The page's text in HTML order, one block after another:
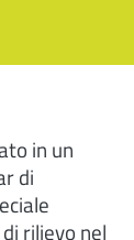
in un
di
rilievo nel